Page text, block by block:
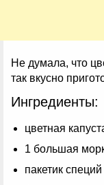
Не думала, что
так вкусно
Ингредиенты:
цветная
1 большая
пакетик